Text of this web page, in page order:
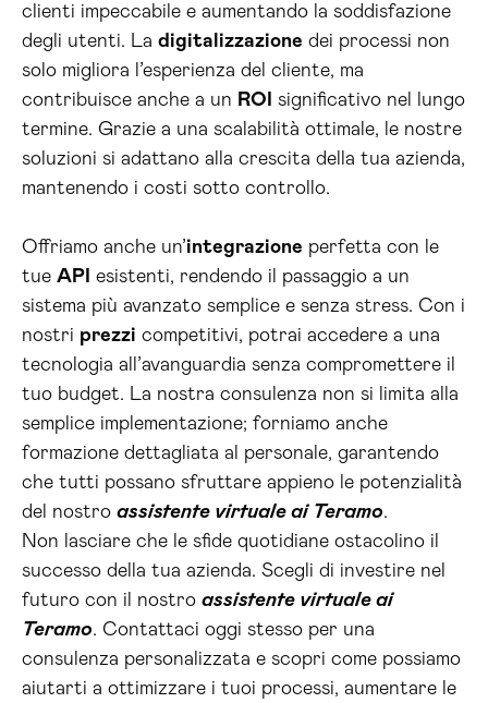
clienti impeccabile e aumentando la soddisfazione
degli utenti. La digitalizzazione dei processi non
solo migliora l’esperienza del cliente, ma
contribuisce anche a un ROI
significativo nel lungo
termine. Grazie a una scalabilità ottimale, le nostre
soluzioni si adattano alla crescita della tua azienda,
mantenendo i costi sotto controllo.
Offriamo anche un’integrazione perfetta con le
tue API esistenti, rendendo il passaggio a un
sistema più avanzato semplice e senza stress. Con i
nostri prezzi competitivi, potrai accedere a una
tecnologia all’avanguardia senza compromettere il
tuo budget. La nostra consulenza non si limita alla
semplice implementazione; forniamo anche
formazione dettagliata al personale, garantendo
che tutti possano sfruttare appieno le potenzialità
del nostro assistente virtuale ai Teramo.
Non lasciare che le sfide quotidiane ostacolino il
successo della tua azienda. Scegli di investire nel
futuro con il nostro assistente virtuale ai
Teramo. Contattaci oggi stesso per una
consulenza personalizzata e scopri come possiamo
aiutarti a ottimizzare i tuoi processi, aumentare le